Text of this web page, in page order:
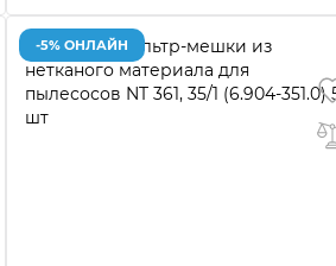
-5% ОНЛАЙН